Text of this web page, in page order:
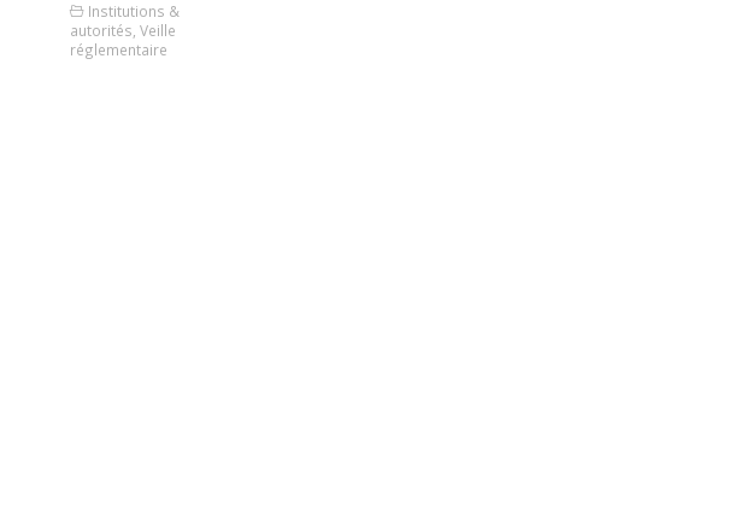
Institutions &
autorités Veille
réglementaire